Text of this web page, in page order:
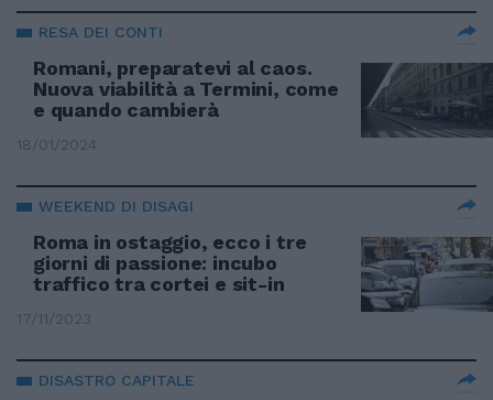
RESA DEI CONTI
Romani, preparatevi al caos.
Nuova viabilità a Termini, come
e quando cambierà
18/01/2024
WEEKEND DI DISAGI
Roma in ostaggio, ecco i tre
giorni di passione: incubo
traffico tra cortei e sit-in
17/11/2023
DISASTRO CAPITALE